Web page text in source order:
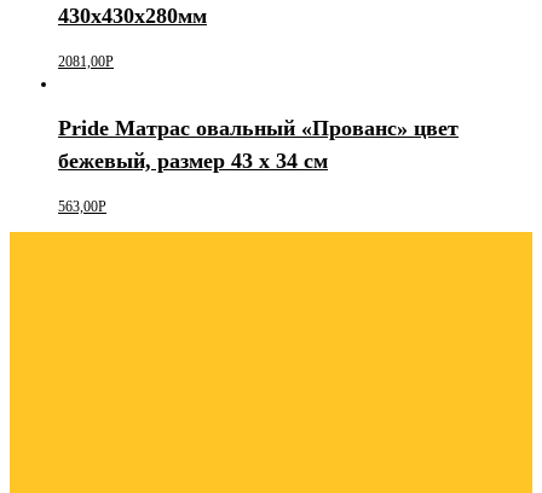
430х430х280мм
2081,00Р
Pride Матрас овальный «Прованс» цвет
бежевый, размер 43 х 34 см
563,00Р